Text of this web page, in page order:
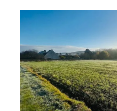
Ref : 677531
Terrain à vendre
111 111 €
À vendre : Superbe